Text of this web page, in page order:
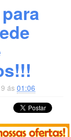
ás 01:06